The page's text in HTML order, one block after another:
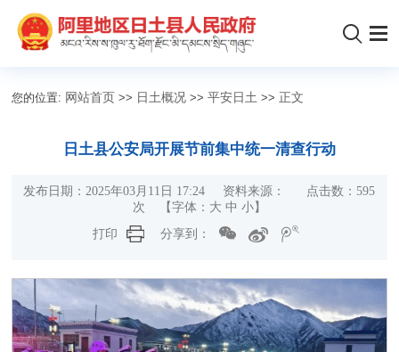
您的位置: 网站首页 >> 日土概况 >>平安日土 >> 正文
日土县公安局开展节前集中统一清查行动
发布日期：2025年03月11日 17:24 资料来源： 点击数： 595
次
【字体： 大 中 小】
打印
分享到：